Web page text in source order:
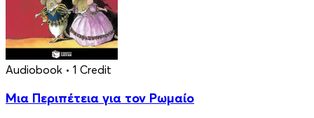
Audiobook • 1 Credit
Μια Περιπέτεια για τον Ρωμαίο